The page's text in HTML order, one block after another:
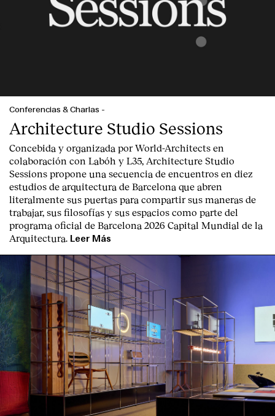
Conferencias & Charlas -
Architecture Studio Sessions
Concebida y organizada por World-Architects en
colaboración con Labóh y L35, Architecture Studio
Sessions propone una secuencia de encuentros en diez
estudios de arquitectura de Barcelona que abren
literalmente sus puertas para compartir sus maneras de
trabajar, sus filosofías y sus espacios como parte del
programa oficial de Barcelona 2026 Capital Mundial de la
Arquitectura. Leer Más